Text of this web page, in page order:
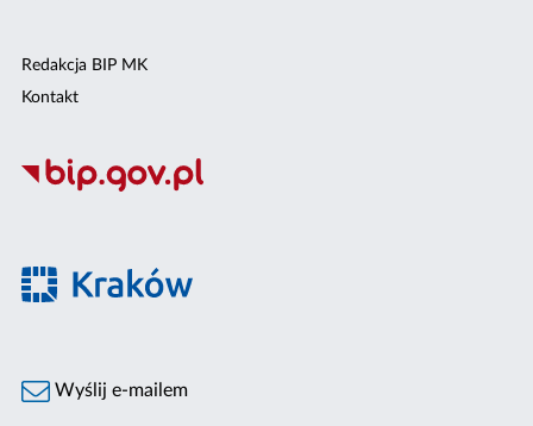
Redakcja BIP MK
Kontakt
Wyślij e-mailem